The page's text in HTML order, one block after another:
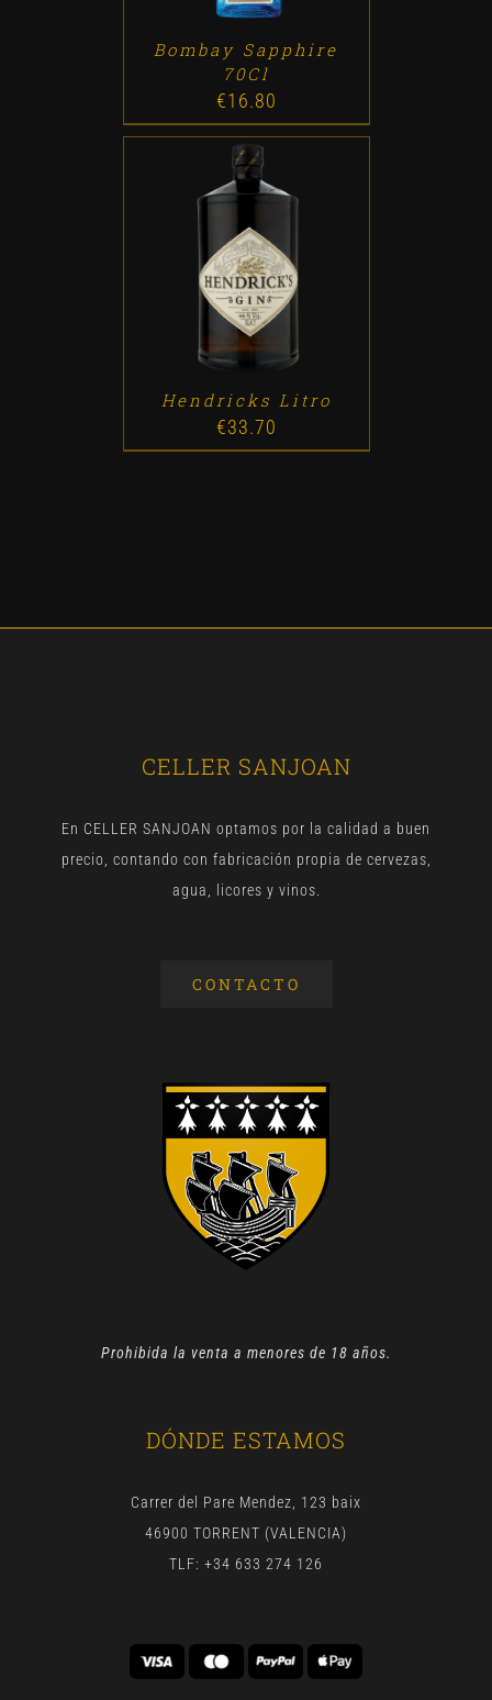
Bombay Sapphire
70Cl
€16.80
ADD TO CART / DETALLES
Hendricks Litro
€33.70
CELLER SANJOAN
En CELLER SANJOAN optamos por la calidad a buen
precio, contando con fabricación propia de cervezas,
agua, licores y vinos.
CONTACTO
Prohibida la venta a menores de 18 años.
DÓNDE ESTAMOS
Carrer del Pare Mendez, 123 baix
46900 TORRENT (VALENCIA)
TLF: +34 633 274 126